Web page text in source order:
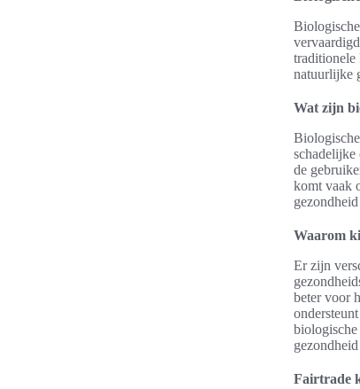
traditionele
natuurlijke
Wat zijn
schadelijke
de
komt vaak
Waarom
Er zijn
beter voor
biologische
Fairtrade